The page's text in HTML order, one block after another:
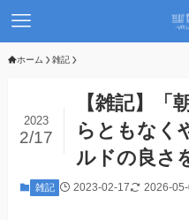
ホーム 雑記
【雑記】「
らともなく
ルドの良さ
2023
2/17
雑記 2023-02-17 2026-